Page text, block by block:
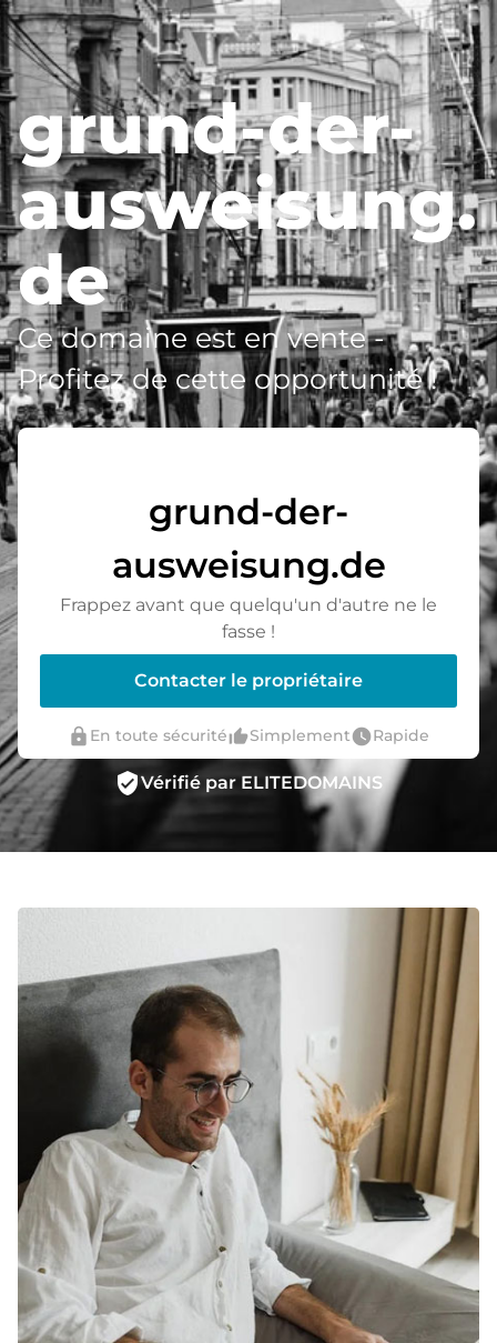
grund-der-
ausweisung.
de
Ce domaine est en vente -
Profitez de cette opportunité !
grund-der-
ausweisung.de
Frappez avant que quelqu'un d'autre ne le
fasse !
Contacter le propriétaire
lock En toute sécuritéthumb_up_altSimplementwatch_laterRapide
verified_userVérifié par ELITEDOMAINS